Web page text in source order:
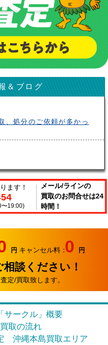
＆ブログ
、処分のご依頼が多かっ
が長いですね～。雨の中
ルカンパニー サークル
ンパニー サークルで
ます！
〜19:00)
メール/ラインの
買取のお問合せは24
時間！
円 キャンセル料：0 円
談ください！
定/買取致します。
サークル」概要
取の流れ
沖縄本島買取エリア